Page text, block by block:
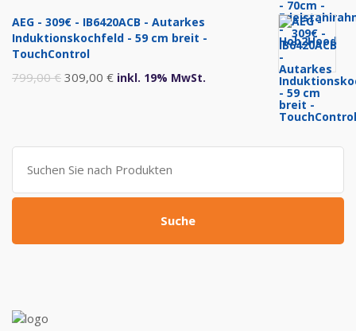
war:
999,00 €
ist:
AEG - 309€ - IB6420ACB - Autarkes
Induktionskochfeld - 59 cm breit -
TouchControl
799,00€ Ursprünglicher
799,00 €
309,00 €Aktueller
309,00 €.
inkl. 19% MwSt.
Suche
nach:
Suche